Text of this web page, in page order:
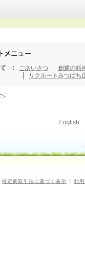
ごあいさつ 創業の精
リクルート みつばち
English
特定商取引法に基づく表示 利